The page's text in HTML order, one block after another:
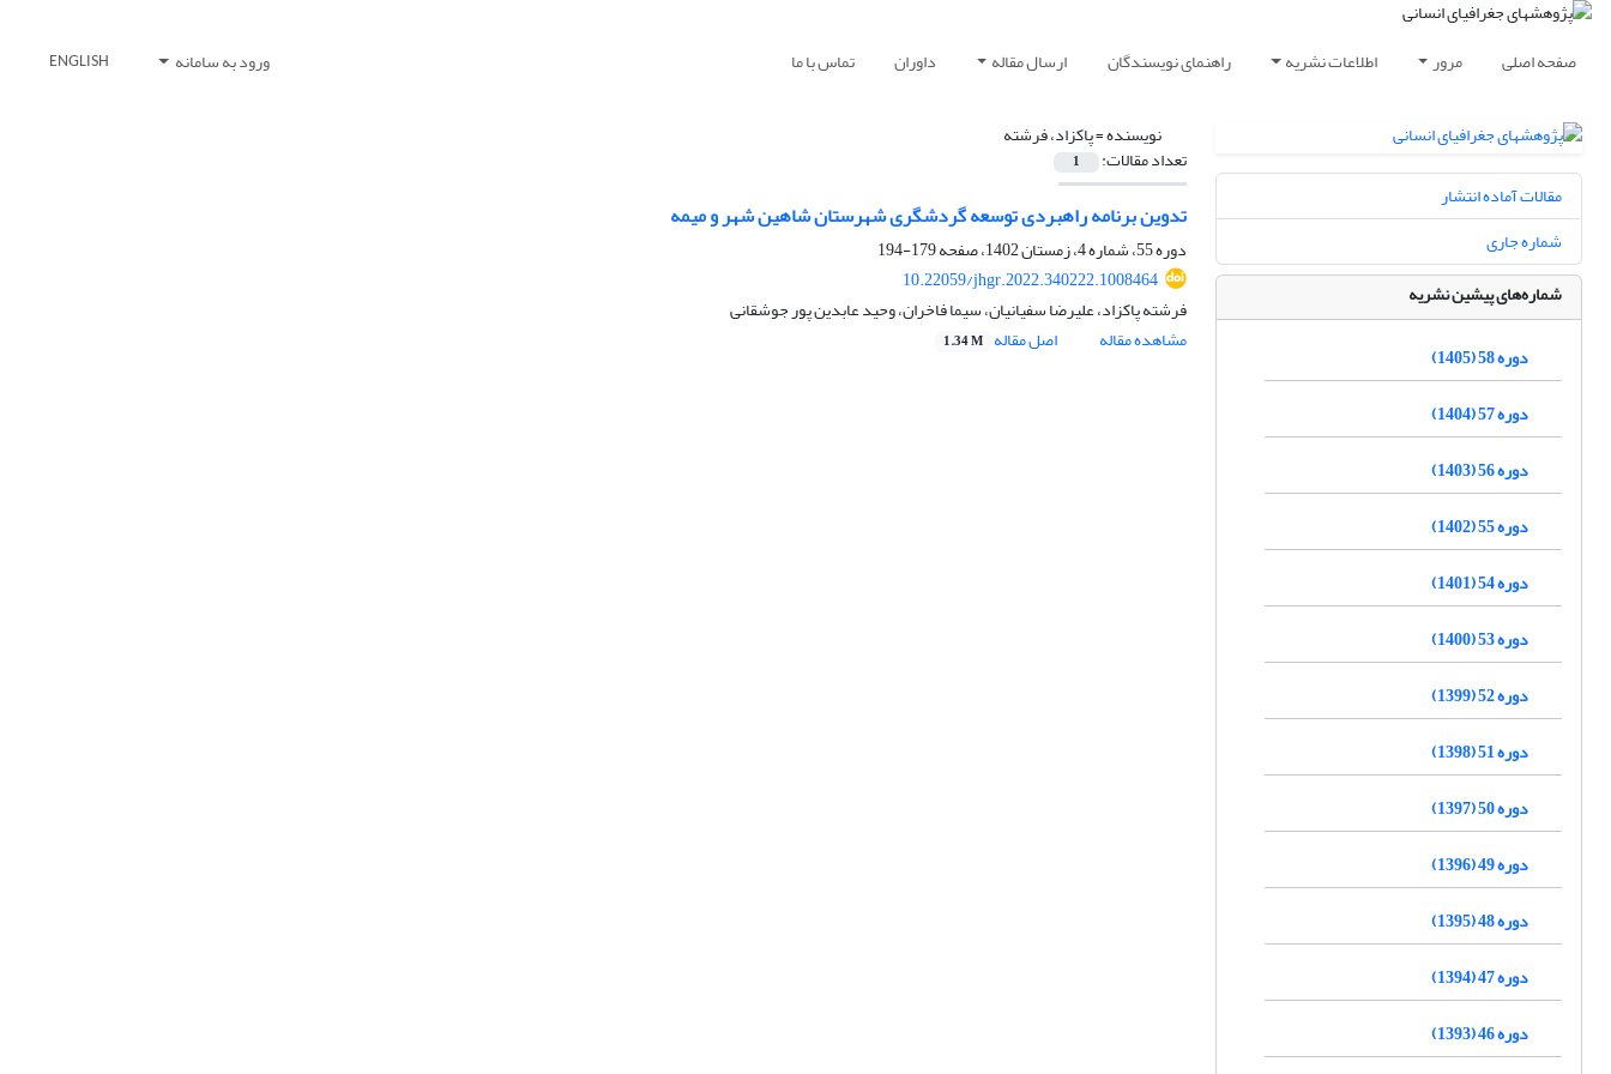
صفحه اصلی مرور اطلاعات نشریه راهنمای نویسندگان ارسال مقاله داوران تماس با ما ورود به سامانه ENGLISH
نویسنده =پاکزاد، فرشته
تعداد مقالات: 1
تدوین برنامه راهبردی توسعه گردشگری شهرستان شاهین شهر و میمه
دوره 55، شماره 4، زمستان 1402، صفحه
179-194
10.22059/jhgr.2022.340222.1008464
فرشته پاکزاد، علیرضا سفیانیان، سیما فاخران، وحید عابدین پور جوشقانی
مشاهده مقاله
اصل مقاله 1.34 M
مقالات آماده انتشار
شماره جاری
شماره‌های پیشین نشریه
دوره 58 (1405)
دوره 57 (1404)
دوره 56 (1403)
دوره 55 (1402)
دوره 54 (1401)
دوره 53 (1400)
دوره 52 (1399)
دوره 51 (1398)
دوره 50 (1397)
دوره 49 (1396)
دوره 48 (1395)
دوره 47 (1394)
دوره 46 (1393)